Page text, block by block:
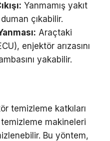
Yanmamış yakıt
çıkabilir.
Araçtaki
enjektör arızasını
yakabilir.
temizleme katkıları
makineleri
Bu yöntem,